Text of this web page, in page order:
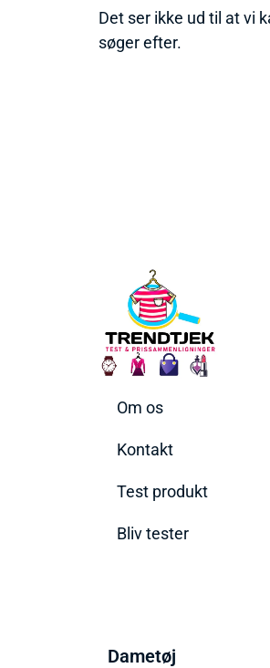
Det ser ikke ud til at vi
søger efter.
Om os
Kontakt
Test produkt
Bliv tester
2025
Dametøj